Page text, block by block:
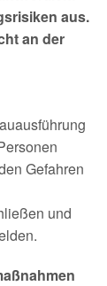
aus.
an der
Gefahren
und